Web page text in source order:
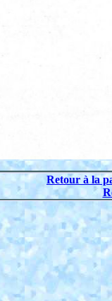
Retour à la